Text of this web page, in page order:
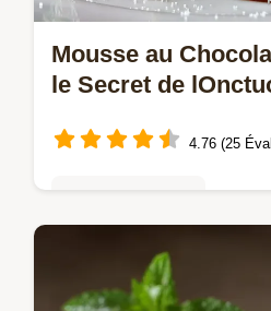
Mousse au
le Secret de
4.76 (25
Cette Mousse au
divine Une texture